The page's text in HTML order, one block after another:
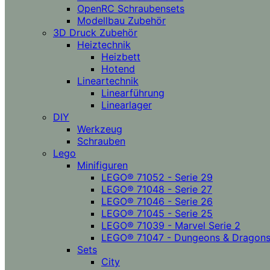
OpenRC Schraubensets
Modellbau Zubehör
3D Druck Zubehör
Heiztechnik
Heizbett
Hotend
Lineartechnik
Linearführung
Linearlager
DIY
Werkzeug
Schrauben
Lego
Minifiguren
LEGO® 71052 - Serie 29
LEGO® 71048 - Serie 27
LEGO® 71046 - Serie 26
LEGO® 71045 - Serie 25
LEGO® 71039 - Marvel Serie 2
LEGO® 71047 - Dungeons & Dragons
Sets
City